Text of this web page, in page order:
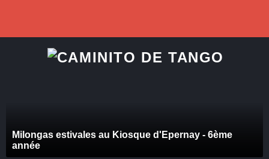
Milongas estivales au Kiosque d'Epernay - 6ème
année